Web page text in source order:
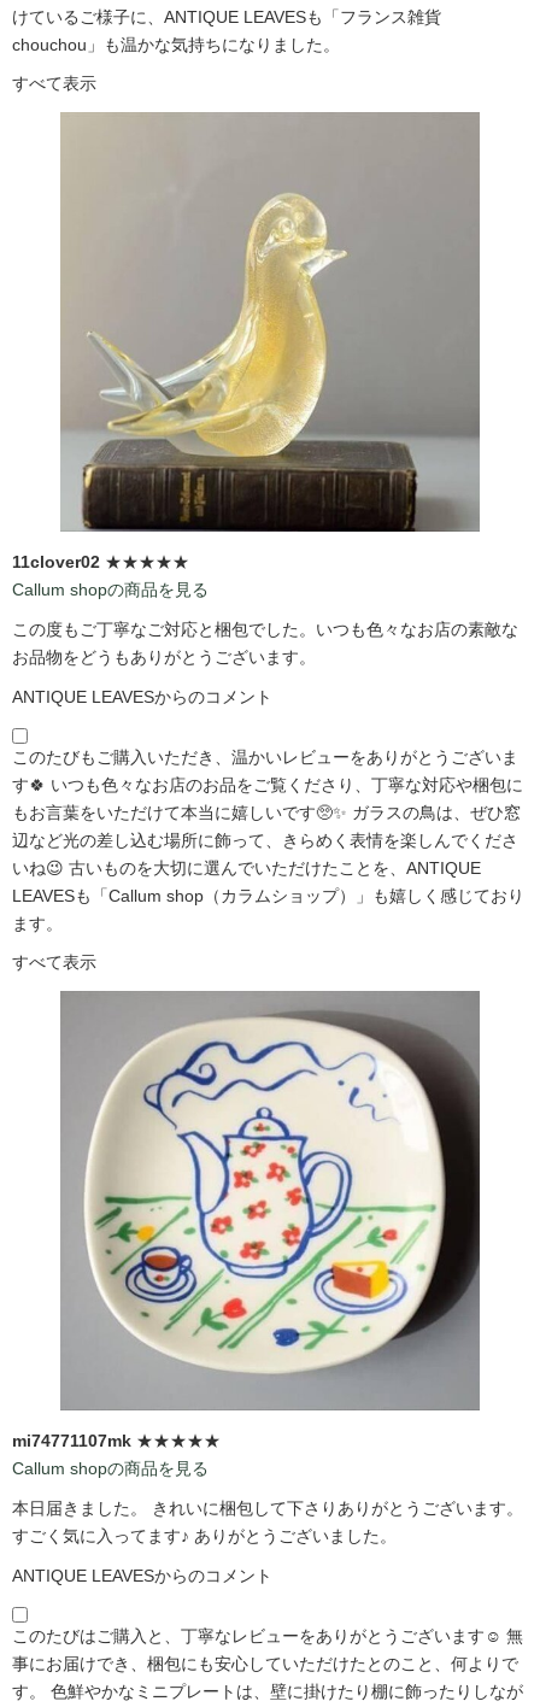
けているご様子に、ANTIQUE LEAVESも「フランス雑貨
chouchou」も温かな気持ちになりました。
すべて表示
11clover02 ★★★★★
Callum shopの商品を見る
この度もご丁寧なご対応と梱包でした。いつも色々なお店の素敵な
お品物をどうもありがとうございます。
ANTIQUE LEAVESからのコメント
このたびもご購入いただき、温かいレビューをありがとうございま
す🍀 いつも色々なお店のお品をご覧くださり、丁寧な対応や梱包に
もお言葉をいただけて本当に嬉しいです🥺✨ ガラスの鳥は、ぜひ窓
辺など光の差し込む場所に飾って、きらめく表情を楽しんでくださ
いね😉 古いものを大切に選んでいただけたことを、ANTIQUE
LEAVESも「Callum shop（カラムショップ）」も嬉しく感じており
ます。
すべて表示
mi74771107mk ★★★★★
Callum shopの商品を見る
本日届きました。 きれいに梱包して下さりありがとうございます。
すごく気に入ってます♪ ありがとうございました。
ANTIQUE LEAVESからのコメント
このたびはご購入と、丁寧なレビューをありがとうございます☺️ 無
事にお届けでき、梱包にも安心していただけたとのこと、何よりで
す。 色鮮やかなミニプレートは、壁に掛けたり棚に飾ったりしなが